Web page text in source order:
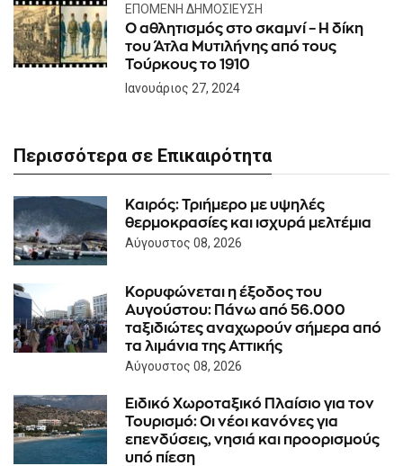
ΕΠΌΜΕΝΗ ΔΗΜΟΣΊΕΥΣΗ
Ο αθλητισμός στο σκαμνί – Η δίκη
του Άτλα Μυτιλήνης από τους
Τούρκους το 1910
Ιανουάριος 27, 2024
Περισσότερα σε Επικαιρότητα
Καιρός: Τριήμερο με υψηλές
θερμοκρασίες και ισχυρά μελτέμια
Αύγουστος 08, 2026
Κορυφώνεται η έξοδος του
Αυγούστου: Πάνω από 56.000
ταξιδιώτες αναχωρούν σήμερα από
τα λιμάνια της Αττικής
Αύγουστος 08, 2026
Ειδικό Χωροταξικό Πλαίσιο για τον
Τουρισμό: Οι νέοι κανόνες για
επενδύσεις, νησιά και προορισμούς
υπό πίεση